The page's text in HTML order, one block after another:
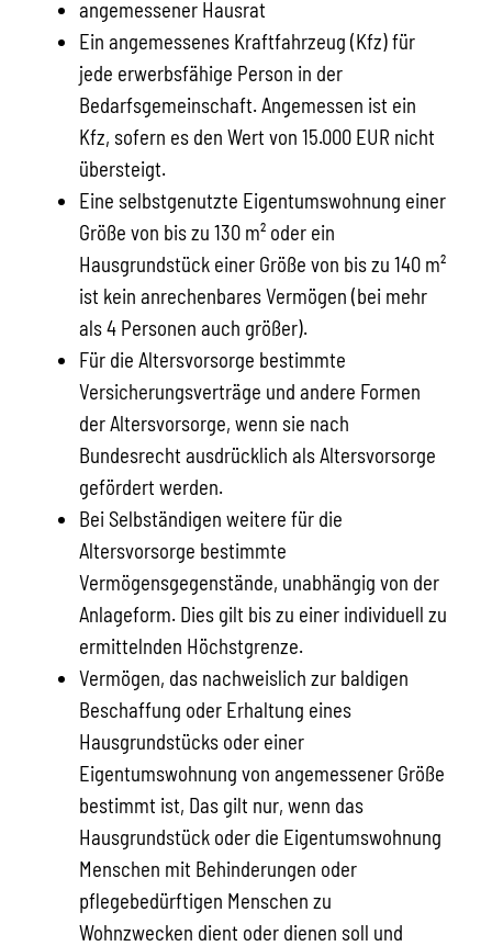
angemessener Hausrat
Ein angemessenes Kraftfahrzeug (Kfz) für
jede erwerbsfähige Person in der
Bedarfsgemeinschaft. Angemessen ist ein
Kfz, sofern es den Wert von 15.000 EUR nicht
übersteigt.
Eine selbstgenutzte Eigentumswohnung einer
Größe von bis zu 130 m² oder ein
Hausgrundstück einer Größe von bis zu 140 m²
ist kein anrechenbares Vermögen (bei mehr
als 4 Personen auch größer).
Für die Altersvorsorge bestimmte
Versicherungsverträge und andere Formen
der Altersvorsorge, wenn sie nach
Bundesrecht ausdrücklich als Altersvorsorge
gefördert werden.
Bei Selbständigen weitere für die
Altersvorsorge bestimmte
Vermögensgegenstände, unabhängig von der
Anlageform. Dies gilt bis zu einer individuell zu
ermittelnden Höchstgrenze.
Vermögen, das nachweislich zur baldigen
Beschaffung oder Erhaltung eines
Hausgrundstücks oder einer
Eigentumswohnung von angemessener Größe
bestimmt ist, Das gilt nur, wenn das
Hausgrundstück oder die Eigentumswohnung
Menschen mit Behinderungen oder
pflegebedürftigen Menschen zu
Wohnzwecken dient oder dienen soll und